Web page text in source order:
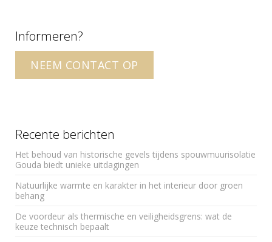
t
v
:
Informeren?
NEEM CONTACT OP
Recente berichten
Het behoud van historische gevels tijdens spouwmuurisolatie
Gouda biedt unieke uitdagingen
Natuurlijke warmte en karakter in het interieur door groen
behang
De voordeur als thermische en veiligheidsgrens: wat de
keuze technisch bepaalt